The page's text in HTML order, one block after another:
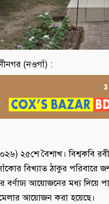
(নওগাঁ) :
২৫শে বৈশাখ। বিশ্বকবি
বিখ্যাত ঠাকুর পরিবারে
আয়োজনের মধ্য দিয়ে
আয়োজন করা হয়েছে।